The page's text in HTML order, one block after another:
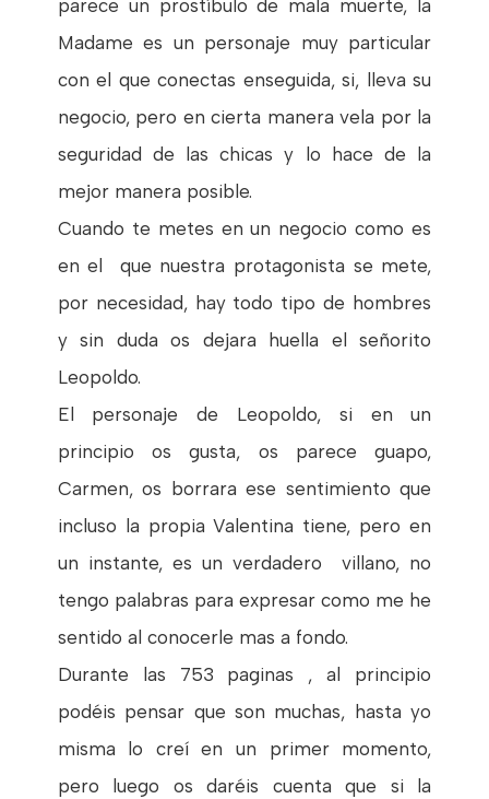
parece un prostíbulo de mala muerte, la
Madame es un personaje muy particular
con el que conectas enseguida, si, lleva su
negocio, pero en cierta manera vela por la
seguridad de las chicas y lo hace de la
mejor manera posible.
Cuando te metes en un negocio como es
en el que nuestra protagonista se mete,
por necesidad, hay todo tipo de hombres
y sin duda os dejara huella el señorito
Leopoldo.
El personaje de Leopoldo, si en un
principio os gusta, os parece guapo,
Carmen, os borrara ese sentimiento que
incluso la propia Valentina tiene, pero en
un instante, es un verdadero villano, no
tengo palabras para expresar como me he
sentido al conocerle mas a fondo.
Durante las 753 paginas , al principio
podéis pensar que son muchas, hasta yo
misma lo creí en un primer momento,
pero luego os daréis cuenta que si la